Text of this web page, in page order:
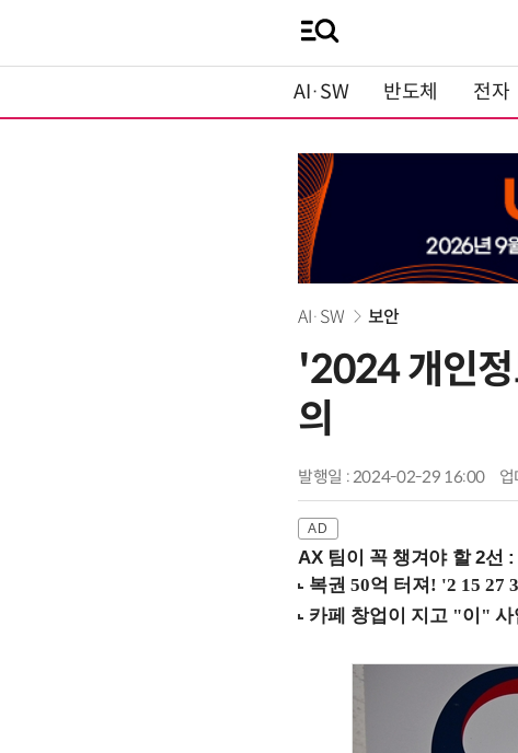
AI·SW 반도체 전자
AI·SW 보안
'2024 개인
의
발행일 : 2024-02-29 16:00
AX 팀이 꼭 챙겨야 할 2선